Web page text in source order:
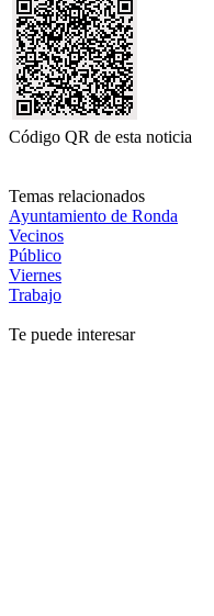
Código QR de esta noticia
Temas relacionados
Ayuntamiento de Ronda
Vecinos
Público
Viernes
Trabajo
Te puede interesar